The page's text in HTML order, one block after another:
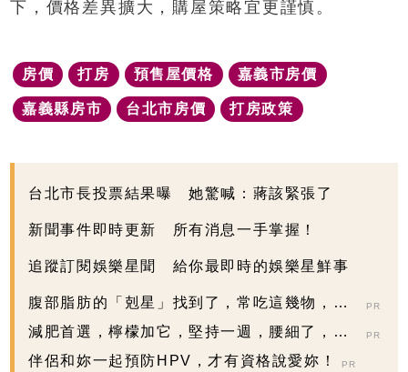
下，價格差異擴大，購屋策略宜更謹慎。
房價 打房 預售屋價格 嘉義市房價
嘉義縣房市 台北市房價 打房政策
台北市長投票結果曝 她驚喊：蔣該緊張了
新聞事件即時更新 所有消息一手掌握！
追蹤訂閱娛樂星聞 給你最即時的娛樂星鮮事
腹部脂肪的「剋星」找到了，常吃這幾物，吃
走大肚囊，瘦出...
PR
減肥首選，檸檬加它，堅持一週，腰細了，瘦
到你懷疑人生
PR
伴侶和妳一起預防HPV，才有資格說愛妳！ PR